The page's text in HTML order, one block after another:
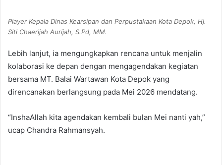
Player Kepala Dinas Kearsipan dan Perpustakaan Kota Depok, Hj.
Siti Chaerijah Aurijah, S.Pd, MM.
Lebih lanjut, ia mengungkapkan rencana untuk menjalin
kolaborasi ke depan dengan mengagendakan kegiatan
bersama MT. Balai Wartawan Kota Depok yang
direncanakan berlangsung pada Mei 2026 mendatang.
“InshaAllah kita agendakan kembali bulan Mei nanti yah,”
ucap Chandra Rahmansyah.